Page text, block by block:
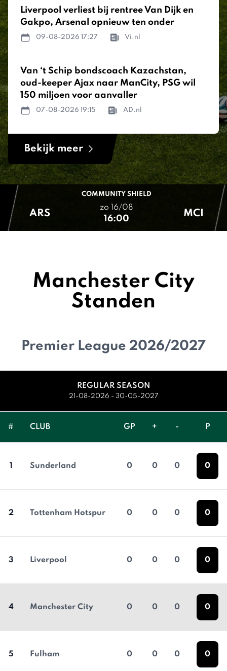
Liverpool verliest bij rentree Van Dijk en
Gakpo, Arsenal opnieuw ten onder
09-08-2026 17:27 Vi.nl
Van ‘t Schip bondscoach Kazachstan,
oud-keeper Ajax naar ManCity, PSG wil
150 miljoen voor aanvaller
07-08-2026 19:15 AD.nl
Bekijk meer
COMMUNITY SHIELD
ARS
zo 16/08
16:00 MCI
Manchester City
Standen
Premier League 2026/2027
REGULAR SEASON
21-08-2026 - 30-05-2027
# CLUB GP + - P
1 Sunderland 0 0 0 0
2 Tottenham Hotspur 0 0 0 0
3 Liverpool 0 0 0 0
4 Manchester City 0 0 0 0
5 Fulham 0 0 0 0